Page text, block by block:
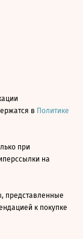
в Политике
при
на
представленные
к покупке